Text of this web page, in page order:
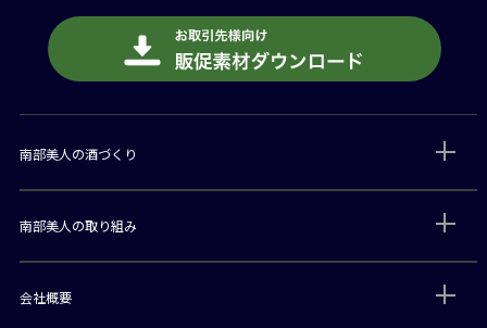
南部美人の酒づくり
南部美人の取り組み
会社概要